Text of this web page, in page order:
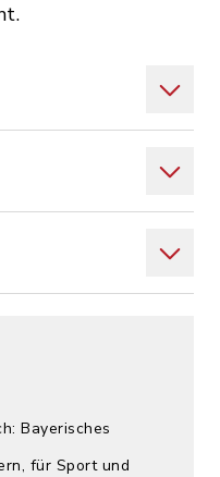
Bayerisches
für Sport und